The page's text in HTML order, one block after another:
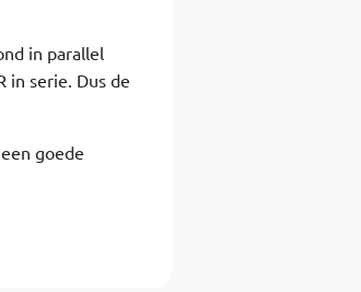
in parallel
in serie. Dus de
goede